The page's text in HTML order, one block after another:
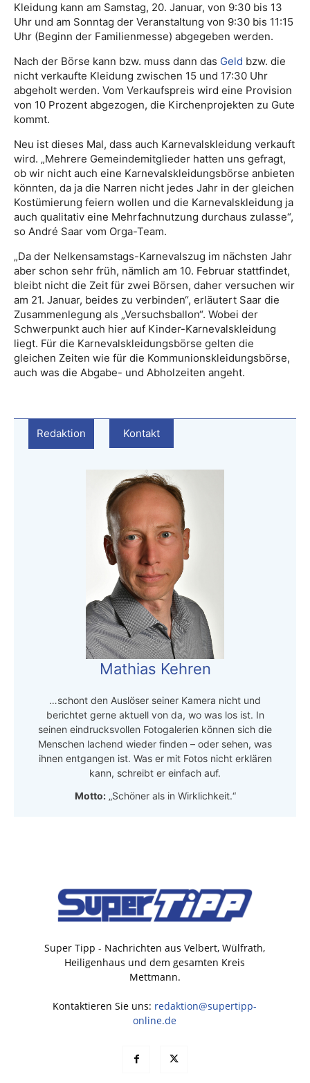
Kleidung kann am Samstag, 20. Januar, von 9:30 bis 13
Uhr und am Sonntag der Veranstaltung von 9:30 bis 11:15
Uhr (Beginn der Familienmesse) abgegeben werden.
Nach der Börse kann bzw. muss dann das Geld bzw. die
nicht verkaufte Kleidung zwischen 15 und 17:30 Uhr
abgeholt werden. Vom Verkaufspreis wird eine Provision
von 10 Prozent abgezogen, die Kirchenprojekten zu Gute
kommt.
Neu ist dieses Mal, dass auch Karnevalskleidung verkauft
wird. „Mehrere Gemeindemitglieder hatten uns gefragt,
ob wir nicht auch eine Karnevalskleidungsbörse anbieten
könnten, da ja die Narren nicht jedes Jahr in der gleichen
Kostümierung feiern wollen und die Karnevalskleidung ja
auch qualitativ eine Mehrfachnutzung durchaus zulasse“,
so André Saar vom Orga-Team.
„Da der Nelkensamstags-Karnevalszug im nächsten Jahr
aber schon sehr früh, nämlich am 10. Februar stattfindet,
bleibt nicht die Zeit für zwei Börsen, daher versuchen wir
am 21. Januar, beides zu verbinden“, erläutert Saar die
Zusammenlegung als „Versuchsballon“. Wobei der
Schwerpunkt auch hier auf Kinder-Karnevalskleidung
liegt. Für die Karnevalskleidungsbörse gelten die
gleichen Zeiten wie für die Kommunionskleidungsbörse,
auch was die Abgabe- und Abholzeiten angeht.
Redaktion Kontakt
Mathias Kehren
…schont den Auslöser seiner Kamera nicht und
berichtet gerne aktuell von da, wo was los ist. In
seinen eindrucksvollen Fotogalerien können sich die
Menschen lachend wieder finden – oder sehen, was
ihnen entgangen ist. Was er mit Fotos nicht erklären
kann, schreibt er einfach auf.
Motto:„Schöner als in Wirklichkeit.“
Super Tipp - Nachrichten aus Velbert, Wülfrath,
Heiligenhaus und dem gesamten Kreis
Mettmann.
Kontaktieren Sie uns: redaktion@supertipp-
online.de